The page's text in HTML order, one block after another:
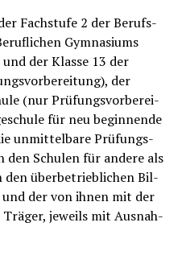
Fach­stu­fe 2 der Berufs­
Gym­na­si­ums
der Klas­se 13 der
der
(nur Prü­fungs­vor­be­rei­
für neu begin­nen­de
unmit­tel­ba­re Prü­fungs­
Schu­len für ande­re als
den über­be­trieb­li­chen Bil­
der von ihnen mit der
jeweils mit Aus­nah­